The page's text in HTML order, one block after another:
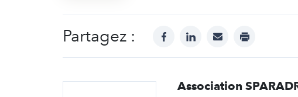
Partagez : facebooklinkedinmail print
Association